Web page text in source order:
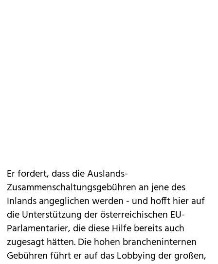
Er fordert, dass die Auslands-
Zusammenschaltungsgebühren an jene des
Inlands angeglichen werden - und hofft hier auf
die Unterstützung der österreichischen EU-
Parlamentarier, die diese Hilfe bereits auch
zugesagt hätten. Die hohen brancheninternen
Gebühren führt er auf das Lobbying der großen,